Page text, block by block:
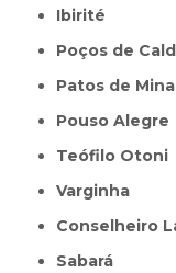
Ibirité
Poços de
Patos de
Pouso Alegre
Teófilo Otoni
Varginha
Conselheiro
Sabará